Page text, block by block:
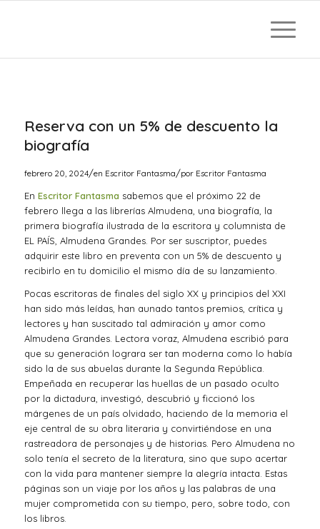
Reserva con un 5% de descuento la
biografía
febrero 20, 2024/en Escritor Fantasma/por Escritor Fantasma
En Escritor Fantasma sabemos que el próximo 22 de
febrero llega a las librerías Almudena, una biografía, la
primera biografía ilustrada de la escritora y columnista de
EL PAÍS, Almudena Grandes. Por ser suscriptor, puedes
adquirir este libro en preventa con un 5% de descuento y
recibirlo en tu domicilio el mismo día de su lanzamiento.
Pocas escritoras de finales del siglo XX y principios del XXI
han sido más leídas, han aunado tantos premios, crítica y
lectores y han suscitado tal admiración y amor como
Almudena Grandes. Lectora voraz, Almudena escribió para
que su generación lograra ser tan moderna como lo había
sido la de sus abuelas durante la Segunda República.
Empeñada en recuperar las huellas de un pasado oculto
por la dictadura, investigó, descubrió y ficcionó los
márgenes de un país olvidado, haciendo de la memoria el
eje central de su obra literaria y convirtiéndose en una
rastreadora de personajes y de historias. Pero Almudena no
solo tenía el secreto de la literatura, sino que supo acertar
con la vida para mantener siempre la alegría intacta. Estas
páginas son un viaje por los años y las palabras de una
mujer comprometida con su tiempo, pero, sobre todo, con
los libros.